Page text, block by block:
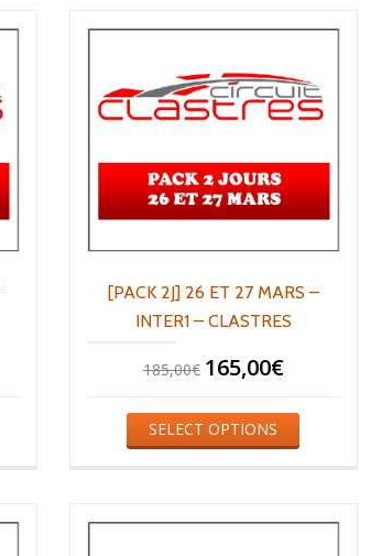
[PACK 2J] 26 ET 27 MARS –
INTER1 – CLASTRES
185,00€ 165,00€
SELECT OPTIONS